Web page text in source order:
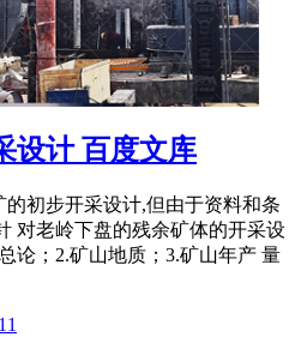
设计 百度文库
初步开采设计,但由于资料和条
对老岭下盘的残余矿体的开采设
论；2.矿山地质；3.矿山年产 量